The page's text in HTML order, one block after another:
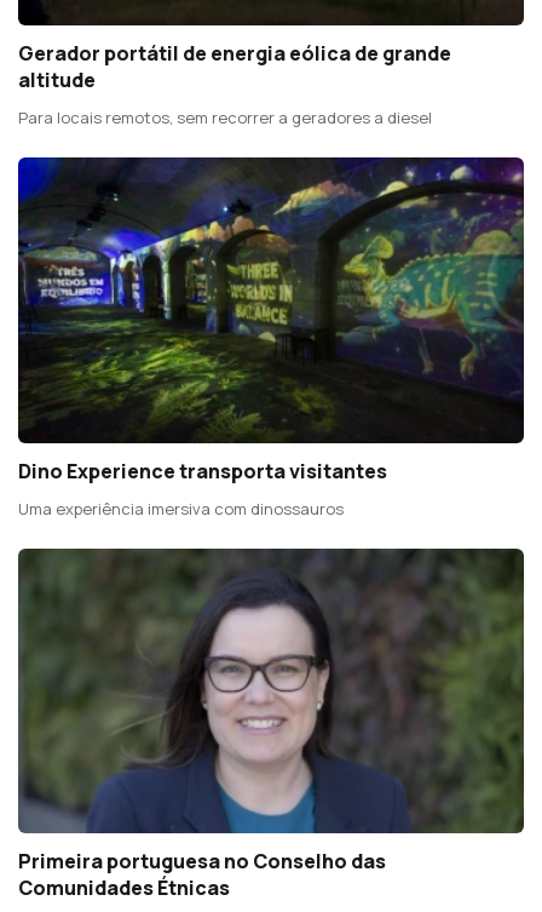
Gerador portátil de energia eólica de grande
altitude
Para locais remotos, sem recorrer a geradores a diesel
Dino Experience transporta visitantes
Uma experiência imersiva com dinossauros
Primeira portuguesa no Conselho das
Comunidades Étnicas